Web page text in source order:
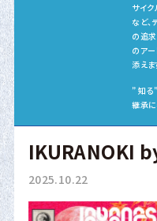
サイ
など、
の追求
のア
添えま
” 知る
継承に
IKURANOKI
2025.10.22